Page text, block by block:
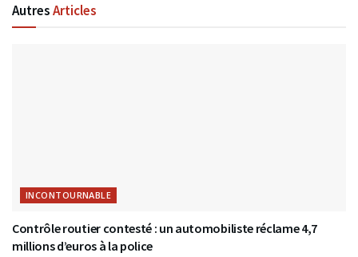
AutresArticles
INCONTOURNABLE
Contrôle routier contesté : un automobiliste réclame 4,7
millions d’euros à la police